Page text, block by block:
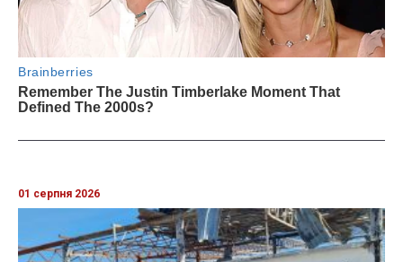
01 серпня 2026